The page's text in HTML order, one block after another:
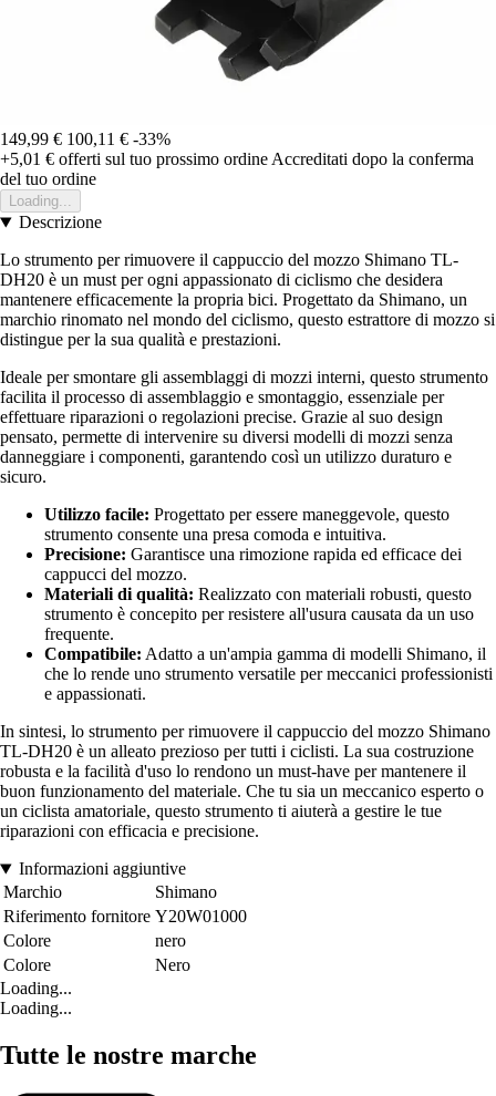
149,99 € 100,11 € -33%
+5,01 € offerti sul tuo prossimo ordine Accreditati dopo la conferma
del tuo ordine
Loading...
Descrizione
Lo strumento per rimuovere il cappuccio del mozzo Shimano TL-
DH20 è un must per ogni appassionato di ciclismo che desidera
mantenere efficacemente la propria bici. Progettato da Shimano, un
marchio rinomato nel mondo del ciclismo, questo estrattore di mozzo si
distingue per la sua qualità e prestazioni.
Ideale per smontare gli assemblaggi di mozzi interni, questo strumento
facilita il processo di assemblaggio e smontaggio, essenziale per
effettuare riparazioni o regolazioni precise. Grazie al suo design
pensato, permette di intervenire su diversi modelli di mozzi senza
danneggiare i componenti, garantendo così un utilizzo duraturo e
sicuro.
Utilizzo facile: Progettato per essere maneggevole, questo
strumento consente una presa comoda e intuitiva.
Precisione: Garantisce una rimozione rapida ed efficace dei
cappucci del mozzo.
Materiali di qualità: Realizzato con materiali robusti, questo
strumento è concepito per resistere all'usura causata da un uso
frequente.
Compatibile: Adatto a un'ampia gamma di modelli Shimano, il
che lo rende uno strumento versatile per meccanici professionisti
e appassionati.
In sintesi, lo strumento per rimuovere il cappuccio del mozzo Shimano
TL-DH20 è un alleato prezioso per tutti i ciclisti. La sua costruzione
robusta e la facilità d'uso lo rendono un must-have per mantenere il
buon funzionamento del materiale. Che tu sia un meccanico esperto o
un ciclista amatoriale, questo strumento ti aiuterà a gestire le tue
riparazioni con efficacia e precisione.
Informazioni aggiuntive
Marchio
Shimano
Riferimento fornitore Y20W01000
Colore
nero
Colore
Nero
Loading...
Loading...
Tutte le nostre marche